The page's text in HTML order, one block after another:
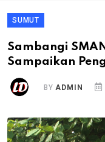
SUMUT
Sambangi
Sampaikan
BY ADMIN